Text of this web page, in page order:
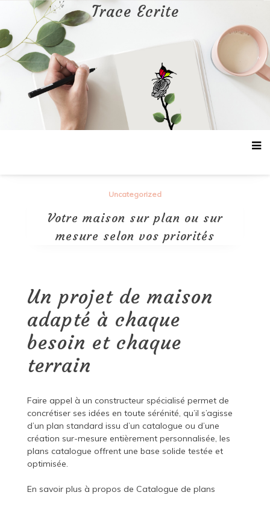
contenu
Trace Ecrite
Uncategorized
Votre maison sur plan ou sur
mesure selon vos priorités
Un projet de maison
adapté à chaque
besoin et chaque
terrain
Faire appel à un constructeur spécialisé permet de
concrétiser ses idées en toute sérénité, qu’il s’agisse
d’un plan standard issu d’un catalogue ou d’une
création sur-mesure entièrement personnalisée, les
plans catalogue offrent une base solide testée et
optimisée.
En savoir plus à propos de Catalogue de plans